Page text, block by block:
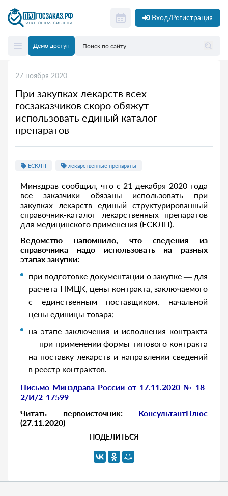
Вход/Регистрация
Демо доступ
27 ноября 2020
При закупках лекарств всех
госзаказчиков скоро обяжут
использовать единый каталог
препаратов
ЕСКЛП лекарственные препараты
Минздрав сообщил, что с 21 декабря 2020 года
все заказчики обязаны использовать при
закупках лекарств единый структурированный
справочник-каталог лекарственных препаратов
для медицинского применения (ЕСКЛП).
Ведомство напомнило, что сведения из
справочника надо использовать на разных
этапах закупки:
при подготовке документации о закупке — для
расчета НМЦК, цены контракта, заключаемого
с единственным поставщиком, начальной
цены единицы товара;
на этапе заключения и исполнения контракта
— при применении формы типового контракта
на поставку лекарств и направлении сведений
в реестр контрактов.
Письмо Минздрава России от 17.11.2020 № 18-
2/И/2-17599
Читать первоисточник: КонсультантПлюс
(27.11.2020)
ПОДЕЛИТЬСЯ